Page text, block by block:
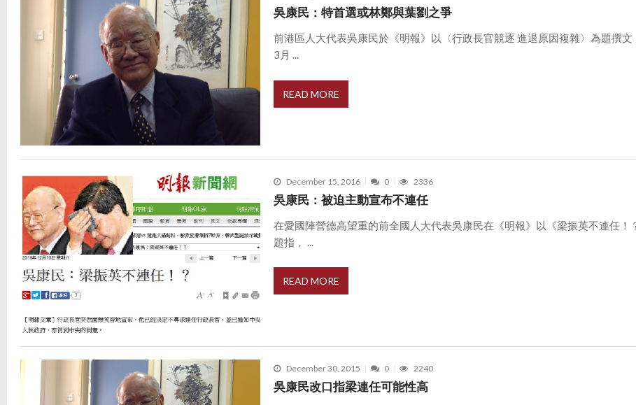
吳康民：特首選或林鄭與葉劉之爭
前港區人大代表吳康民於《明報》以〈行政長官競逐 進退原因複雜〉為題撰文
3月 ...
READ MORE
December 15, 2016 0 2336
吳康民：被迫主動宣布不連任
在愛國陣營德高望重的前全國人大代表吳康民在《明報》以《梁振英不連任！
題指， ...
READ MORE
December 30, 2015 0 2240
吳康民改口指梁連任可能性高